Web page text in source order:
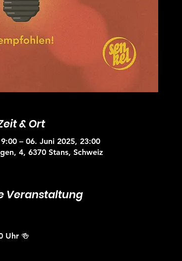
& Ort
– 06. Juni 2025, 23:00
4, 6370 Stans, Schweiz
Veranstaltung
Uhr 🍻